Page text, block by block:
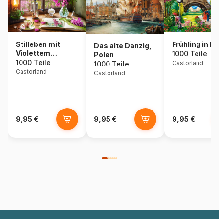
Stilleben mit
Violettem
Fingerhut
1000 Teile
Castorland
9,95 €
Das alte Danzig,
Polen
1000 Teile
Castorland
9,95 €
Frühling in
1000 Teile
Castorland
9,95 €